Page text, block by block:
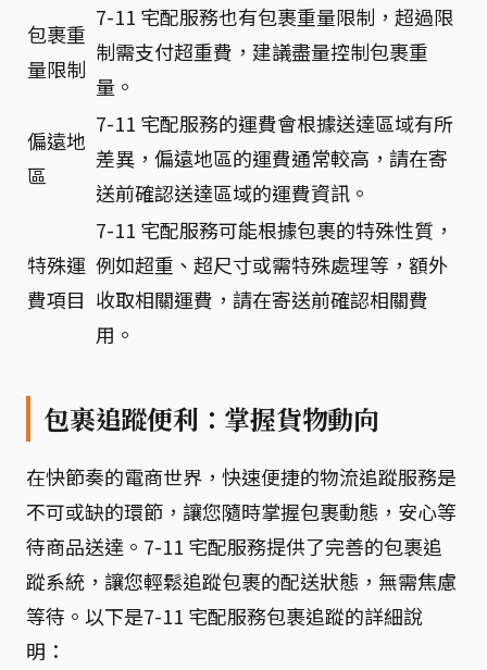
包裹重
量限制
7-11 宅配服務也有包裹重量限制，超過限
制需支付超重費，建議盡量控制包裹重
量。
偏遠地
區
7-11 宅配服務的運費會根據送達區域有所
差異，偏遠地區的運費通常較高，請在寄
送前確認送達區域的運費資訊。
特殊運
費項目
7-11 宅配服務可能根據包裹的特殊性質，
例如超重、超尺寸或需特殊處理等，額外
收取相關運費，請在寄送前確認相關費
用。
包裹追蹤便利：掌握貨物動向
在快節奏的電商世界，快速便捷的物流追蹤服務是
不可或缺的環節，讓您隨時掌握包裹動態，安心等
待商品送達。7-11 宅配服務提供了完善的包裹追
蹤系統，讓您輕鬆追蹤包裹的配送狀態，無需焦慮
等待。以下是7-11 宅配服務包裹追蹤的詳細說
明：